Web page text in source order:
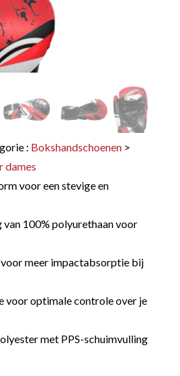
: Bokshandschoenen >
dames
voor een stevige en
100% polyurethaan voor
meer impactabsorptie bij
voor optimale controle over je
met PPS-schuimvulling